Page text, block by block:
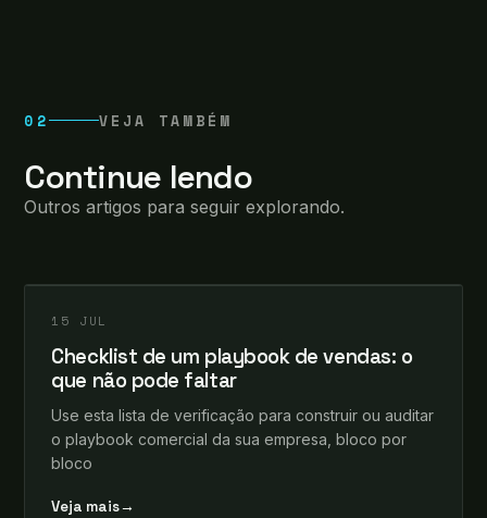
02 VEJA TAMBÉM
Continue lendo
Outros artigos para seguir explorando.
INSIGHTS
15 JUL
Checklist de um playbook de vendas: o
que não pode faltar
Use esta lista de verificação para construir ou auditar
o playbook comercial da sua empresa, bloco por
bloco
Veja mais→